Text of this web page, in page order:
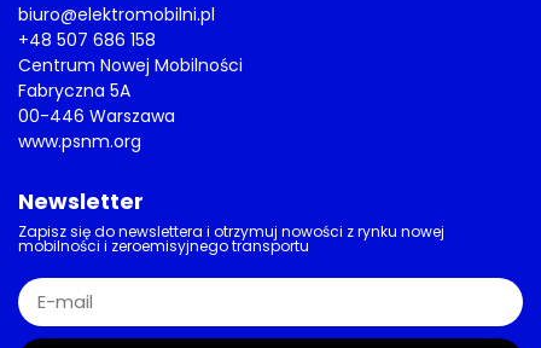
biuro@elektromobilni.pl
+48 507 686 158
Centrum Nowej Mobilności
Fabryczna 5A
00-446 Warszawa
www.psnm.org
Newsletter
Zapisz się do newslettera i otrzymuj nowości z rynku nowej
mobilności i zeroemisyjnego transportu